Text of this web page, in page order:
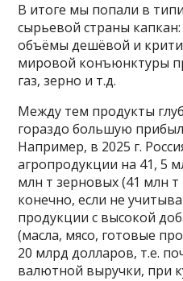
В итоге мы попали в
сырьевой страны
объёмы дешёвой и
мировой конъюнктуры
газ, зерно и т.д.
Между тем продукты
гораздо большую
Например, в 2025 г.
агропродукции на 41, 5
млн т зерновых (41 млн
конечно, если не
продукции с высокой
(масла, мясо, готовые
20 млрд долларов, т.е.
валютной выручки, при